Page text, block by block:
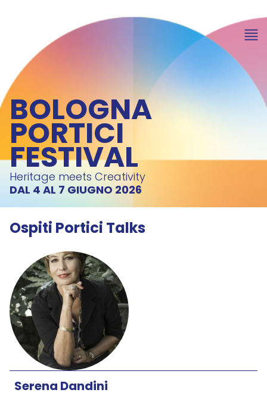
BOLOGNA
PORTICI
FESTIVAL
Heritage meets Creativity
DAL 4 AL 7 GIUGNO 2026
Ospiti Portici Talks
Serena Dandini